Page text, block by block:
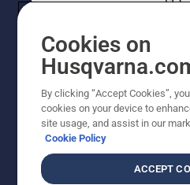
ニュースレターのサイン
け）
Cookies on
By clicking “Accept Cookies”,
cookies on your device to
site usage, and assist in our
Cookie Policy
ACCEPT